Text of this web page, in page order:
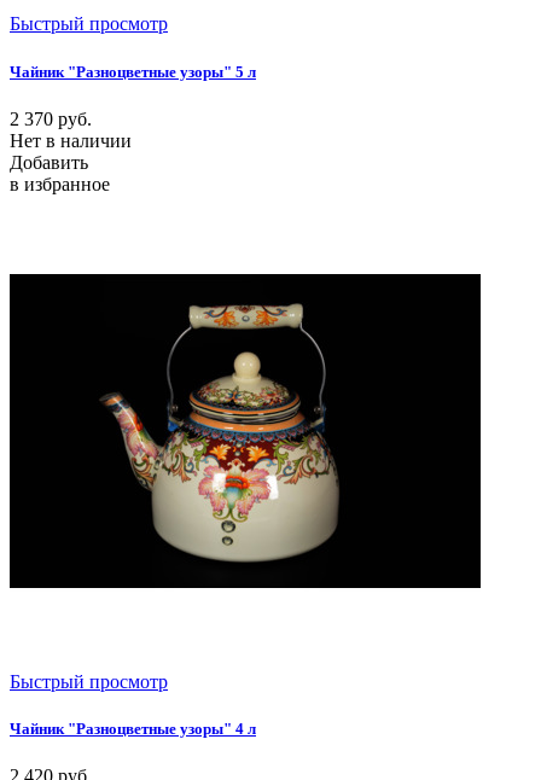
Быстрый просмотр
Чайник "Разноцветные узоры" 5 л
2 370 руб.
Нет в наличии
Добавить
в избранное
Быстрый просмотр
Чайник "Разноцветные узоры" 4 л
2 420 руб.